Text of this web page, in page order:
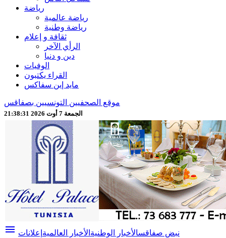
رياضة
رياضة عالمية
رياضة وطنية
ثقافة و إعلام
الرأي الآخر
دين و دنيا
الوفيات
القراء يكتبون
مايد إين سفاكس
موقع الصحفيين التونسيين بصفاقس
الجمعة 7 أوت 2026 21:38:33
menu نبض صفاقسالأخبار الوطنية الأخبار العالمية إعلانات